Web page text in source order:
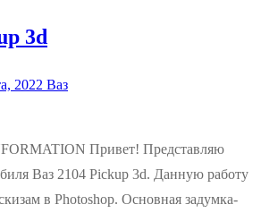
3d
2022 Ваз
Привет! Представляю
Ваз 2104 Pickup 3d. Данную работу
в Photoshop. Основная задумка-